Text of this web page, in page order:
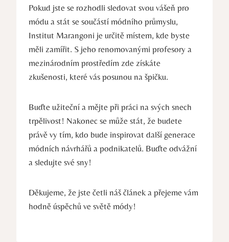
Pokud ⁣jste se ‍rozhodli ​sledovat svou vášeň pro
módu a stát se součástí módního ‌průmyslu,
⁤Institut Marangoni je určitě místem, kde byste‌
měli zamířit. S jeho renomovanými profesory a
mezinárodním‌ prostředím zde získáte
zkušenosti, které vás posunou na špičku.
Buďte užiteční a mějte při práci na svých snech
trpělivost! Nakonec se ‌může stát, že budete
právě vy tím, kdo bude inspirovat další generace
módních návrhářů a⁤ podnikatelů. Buďte odvážní
a sledujte své sny!
Děkujeme, že jste četli⁣ náš článek a⁣ přejeme ​vám
hodně⁤ úspěchů ve světě módy!